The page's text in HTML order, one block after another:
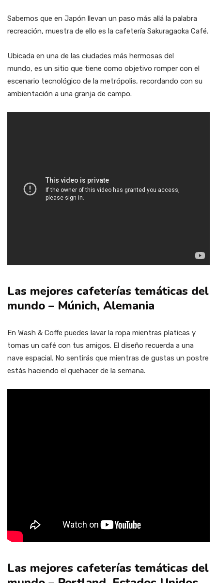
Sabemos que en Japón llevan un paso más allá la palabra
recreación, muestra de ello es la cafetería Sakuragaoka Café.
Ubicada en una de las ciudades más hermosas del
mundo, es un sitio que tiene como objetivo romper con el
escenario tecnológico de la metrópolis, recordando con su
ambientación a una granja de campo.
Las mejores cafeterías temáticas del
mundo – Múnich, Alemania
En Wash & Coffe puedes lavar la ropa mientras platicas y
tomas un café con tus amigos. El diseño recuerda a una
nave espacial. No sentirás que mientras de gustas un postre
estás haciendo el quehacer de la semana.
Las mejores cafeterías temáticas del